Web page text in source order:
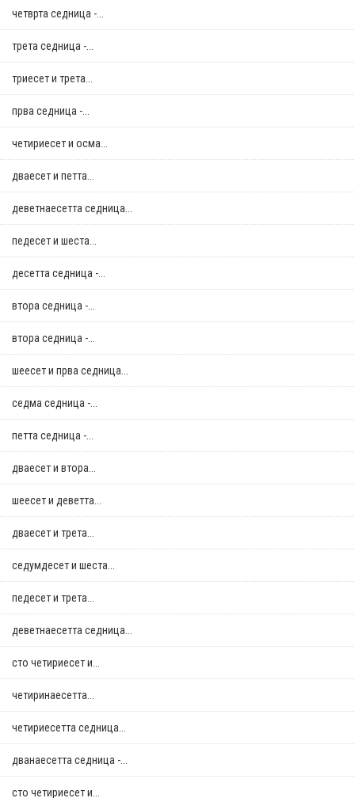
четврта седница -...
трета седница -...
триесет и трета...
прва седница -...
четириесет и осма...
дваесет и петта...
деветнаесетта седница...
педесет и шеста...
десетта седница -...
втора седница -...
втора седница -...
шеесет и прва седница...
седма седница -...
петта седница -...
дваесет и втора...
шеесет и деветта...
дваесет и трета...
седумдесет и шеста...
педесет и трета...
деветнаесетта седница...
сто четириесет и...
четиринаесетта...
четириесетта седница...
дванаесетта седница -...
сто четириесет и...